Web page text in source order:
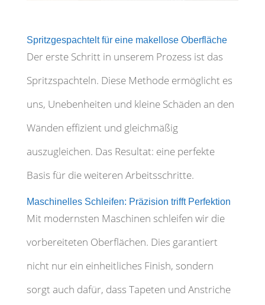
Spritzgespachtelt für eine makellose Oberfläche
Der erste Schritt in unserem Prozess ist das
Spritzspachteln. Diese Methode ermöglicht es
uns, Unebenheiten und kleine Schäden an den
Wänden effizient und gleichmäßig
auszugleichen. Das Resultat: eine perfekte
Basis für die weiteren Arbeitsschritte.
Maschinelles Schleifen: Präzision trifft Perfektion
Mit modernsten Maschinen schleifen wir die
vorbereiteten Oberflächen. Dies garantiert
nicht nur ein einheitliches Finish, sondern
sorgt auch dafür, dass Tapeten und Anstriche